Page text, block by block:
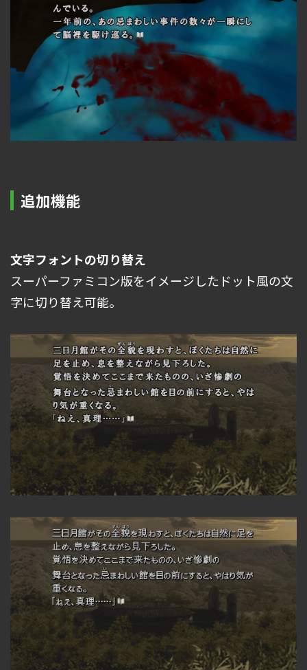
追加機能
文字フォントの切り替え
スーパーファミコン版をイメージしたドット風の文
字に切り替え可能。